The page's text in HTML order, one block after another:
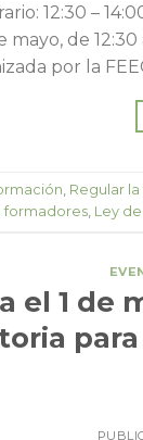
12:30 –
mayo, de
por la
, Regular
formadores, Ley
el 1 de